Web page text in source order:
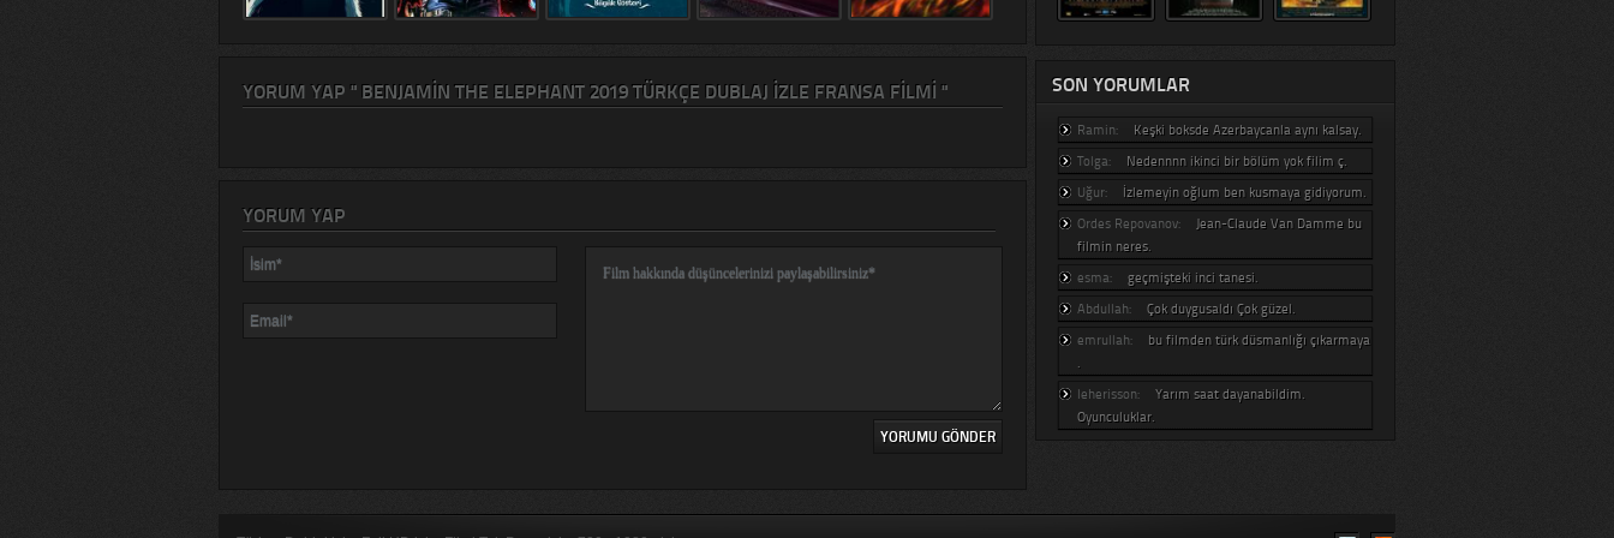
YORUM YAP " BENJAMIN THE ELEPHANT 2019 TÜRKÇE DUBLAJ IZLE FRANSA FILMI "
YORUM YAP
SON YORUMLAR
Ramin:
Keşki boksde Azerbaycanla aynı kalsay.
Tolga:
Nedennnn ikinci bir bölüm yok filim ç.
Uğur:
İzlemeyin oğlum ben kusmaya gidiyorum.
Ordes Repovanov:
Jean-Claude Van Damme bu
filmin neres.
esma:
geçmişteki inci tanesi.
Abdullah:
Çok duygusaldı Çok güzel.
emrullah:
bu filmden türk düsmanlığı çıkarmaya
.
leherisson:
Yarım saat dayanabildim.
Oyunculuklar.